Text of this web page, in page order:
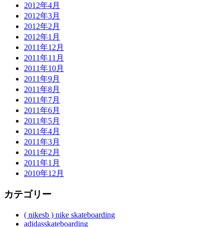
2012年4月
2012年3月
2012年2月
2012年1月
2011年12月
2011年11月
2011年10月
2011年9月
2011年8月
2011年7月
2011年6月
2011年5月
2011年4月
2011年3月
2011年2月
2011年1月
2010年12月
カテゴリー
( nikesb ) nike skateboarding
adidasskateboarding